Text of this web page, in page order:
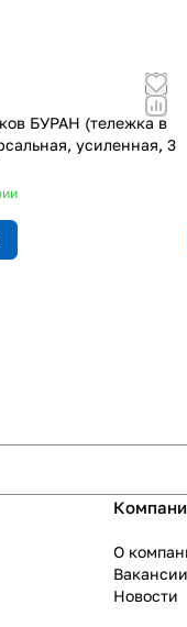
БУРАН (тележка в
усиленная, 3
О
Вакансии
Новости